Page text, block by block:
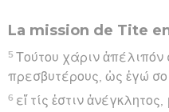
La mission de Tite
5 Τούτου χάριν ἀπέλιπόν
πρεσβυτέρους, ὡς ἐγώ
6 εἴ τίς ἐστιν